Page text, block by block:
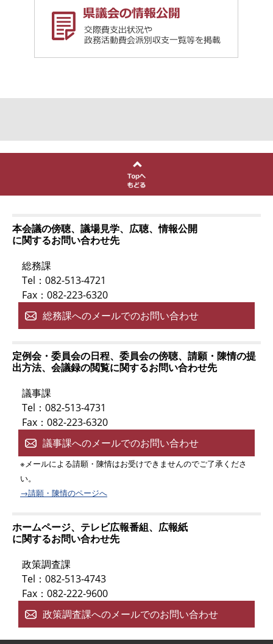
本会議の傍聴、議場見学、広聴、情報公開
に関するお問い合わせ先
総務課
Tel：082-513-4721
Fax：082-223-6320
総務課へのメールでのお問い合わせ
定例会・委員会の日程、委員会の傍聴、請願・陳情の提
出方法、会議録の閲覧に関するお問い合わせ先
議事課
Tel：082-513-4731
Fax：082-223-6320
議事課へのメールでのお問い合わせ
※メールによる請願・陳情はお受けできませんのでご了承くださ
い。
→請願・陳情のページへ
ホームページ、テレビ広報番組、広報紙
に関するお問い合わせ先
政策調査課
Tel：082-513-4743
Fax：082-222-9600
政策調査課へのメールでのお問い合わせ